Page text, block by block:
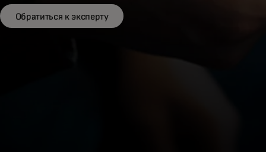
Обратиться к эксперту